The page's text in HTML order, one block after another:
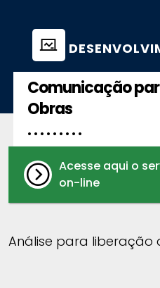
Comunicação
Obras
. . . . . . . . .
Acesse aqui o
on-line
Análise para liberação